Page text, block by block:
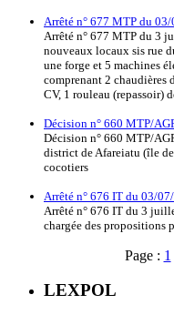
Arrêté n° 677 MTP du
Arrêté n° 677 MTP du 3
nouveaux locaux sis rue
une forge et 5 machines
comprenant 2 chaudières
CV, 1 rouleau (repassoir)
Décision n° 660 MTP/
Décision n° 660 MTP/
district de Afareiatu (île
cocotiers
Arrêté n° 676 IT du 03/
Arrêté n° 676 IT du 3
chargée des propositions
Page : 1
LEXPOL